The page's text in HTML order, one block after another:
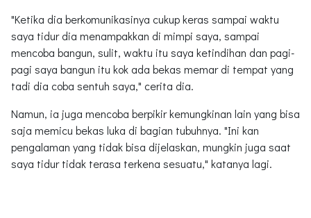
"Ketika dia berkomunikasinya cukup keras sampai waktu
saya tidur dia menampakkan di mimpi saya, sampai
mencoba bangun, sulit, waktu itu saya ketindihan dan pagi-
pagi saya bangun itu kok ada bekas memar di tempat yang
tadi dia coba sentuh saya," cerita dia.
Namun, ia juga mencoba berpikir kemungkinan lain yang bisa
saja memicu bekas luka di bagian tubuhnya. "Ini kan
pengalaman yang tidak bisa dijelaskan, mungkin juga saat
saya tidur tidak terasa terkena sesuatu," katanya lagi.